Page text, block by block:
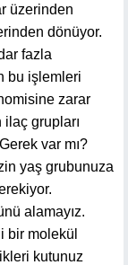
üzerinden
dönüyor.
fazla
bu işlemleri
zarar
grupları
var mı?
yaş grubunuza
alamayız.
bir molekül
kutunuz